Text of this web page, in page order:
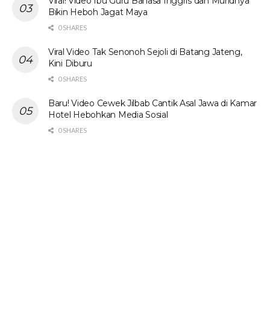
Bikin Heboh Jagat Maya
0 SHARES
Viral Video Tak Senonoh Sejoli di Batang Jateng,
Kini Diburu
0 SHARES
Baru! Video Cewek Jilbab Cantik Asal Jawa di Kamar
Hotel Hebohkan Media Sosial
0 SHARES